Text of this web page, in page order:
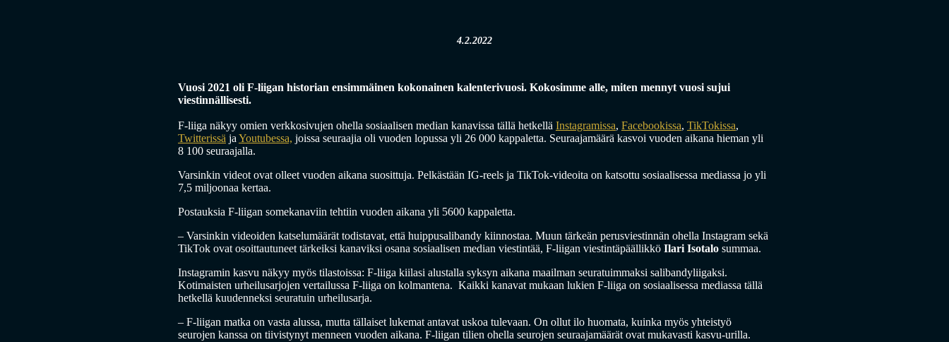
4.2.2022
Vuosi 2021 oli F-liigan historian ensimmäinen kokonainen kalenterivuosi. Kokosimme alle, miten mennyt vuosi sujui
viestinnällisesti.
F-liiga näkyy omien verkkosivujen ohella sosiaalisen median kanavissa tällä hetkellä Instagramissa, Facebookissa, TikTokissa,
Twitterissä ja Youtubessa, joissa seuraajia oli vuoden lopussa yli 26 000 kappaletta. Seuraajamäärä kasvoi vuoden aikana hieman yli
8 100 seuraajalla.
Varsinkin videot ovat olleet vuoden aikana suosittuja. Pelkästään IG-reels ja TikTok-videoita on katsottu sosiaalisessa mediassa jo yli
7,5 miljoonaa kertaa.
Postauksia F-liigan somekanaviin tehtiin vuoden aikana yli 5600 kappaletta.
– Varsinkin videoiden katselumäärät todistavat, että huippusalibandy kiinnostaa. Muun tärkeän perusviestinnän ohella Instagram sekä
TikTok ovat osoittautuneet tärkeiksi kanaviksi osana sosiaalisen median viestintää, F-liigan viestintäpäällikkö Ilari Isotalo summaa.
Instagramin kasvu näkyy myös tilastoissa: F-liiga kiilasi alustalla syksyn aikana maailman seuratuimmaksi salibandyliigaksi.
Kotimaisten urheilusarjojen vertailussa F-liiga on kolmantena. Kaikki kanavat mukaan lukien F-liiga on sosiaalisessa mediassa tällä
hetkellä kuudenneksi seuratuin urheilusarja.
– F-liigan matka on vasta alussa, mutta tällaiset lukemat antavat uskoa tulevaan. On ollut ilo huomata, kuinka myös yhteistyö
seurojen kanssa on tiivistynyt menneen vuoden aikana. F-liigan tilien ohella seurojen seuraajamäärät ovat mukavasti kasvu-urilla.